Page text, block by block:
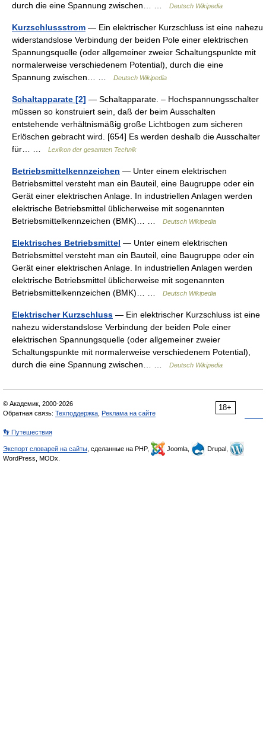
durch die eine Spannung zwischen… …
Deutsch Wikipedia
Kurzschlussstrom — Ein elektrischer Kurzschluss ist eine nahezu
widerstandslose Verbindung der beiden Pole einer elektrischen
Spannungsquelle (oder allgemeiner zweier Schaltungspunkte mit
normalerweise verschiedenem Potential), durch die eine
Spannung zwischen… …
Deutsch Wikipedia
Schaltapparate [2] — Schaltapparate. – Hochspannungsschalter
müssen so konstruiert sein, daß der beim Ausschalten
entstehende verhältnismäßig große Lichtbogen zum sicheren
Erlöschen gebracht wird. [654] Es werden deshalb die Ausschalter
für… …
Lexikon der gesamten Technik
Betriebsmittelkennzeichen — Unter einem elektrischen
Betriebsmittel versteht man ein Bauteil, eine Baugruppe oder ein
Gerät einer elektrischen Anlage. In industriellen Anlagen werden
elektrische Betriebsmittel üblicherweise mit sogenannten
Betriebsmittelkennzeichen (BMK)… …
Deutsch Wikipedia
Elektrisches Betriebsmittel — Unter einem elektrischen
Betriebsmittel versteht man ein Bauteil, eine Baugruppe oder ein
Gerät einer elektrischen Anlage. In industriellen Anlagen werden
elektrische Betriebsmittel üblicherweise mit sogenannten
Betriebsmittelkennzeichen (BMK)… …
Deutsch Wikipedia
Elektrischer Kurzschluss — Ein elektrischer Kurzschluss ist eine
nahezu widerstandslose Verbindung der beiden Pole einer
elektrischen Spannungsquelle (oder allgemeiner zweier
Schaltungspunkte mit normalerweise verschiedenem Potential),
durch die eine Spannung zwischen… …
Deutsch Wikipedia
18+
© Академик, 2000-2026
Обратная связь: Техподдержка Реклама на сайте
👣 Путешествия
Экспорт словарей на сайты , сделанные на PHP, Joomla,
Drupal,
WordPress, MODx.